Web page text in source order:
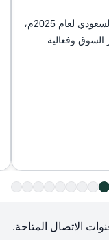
أعلنت هيئة التأمين عن صدور تقرير سوق التأمين السعودي لعام 2025م،
السوق وفعالية
الاتصال المتاحة.